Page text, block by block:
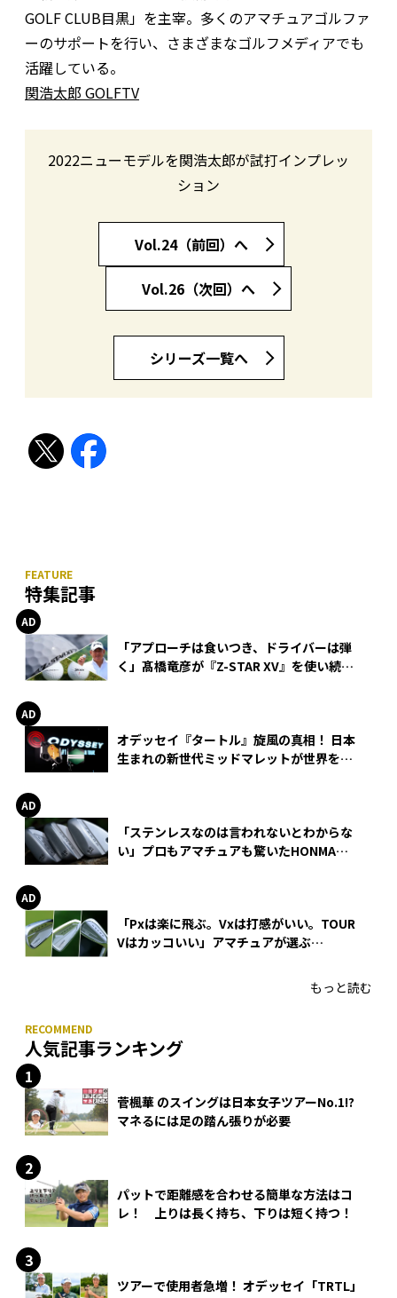
GOLF CLUB目黒」を主宰。多くのアマチュアゴルファ
ーのサポートを行い、さまざまなゴルフメディアでも
活躍している。
関浩太郎 GOLFTV
2022ニューモデルを関浩太郎が試打インプレッ
ション
Vol.24（前回）へ
Vol.26（次回）へ
シリーズ一覧へ
特集記事
「アプローチは食いつき、ドライバーは弾
く」髙橋竜彦が『Z-STAR XV』を使い続け
オデッセイ『タートル』旋風の真相！ 日本
生まれの新世代ミッドマレットが世界を席
「ステンレスなのは言われないとわからな
い」プロもアマチュアも驚いたHONMA
「Pxは楽に飛ぶ。Vxは打感がいい。TOUR
Vはカッコいい」アマチュアが選ぶ
もっと読む
人気記事ランキング
菅楓華 のスイングは日本女子ツアーNo.1!?
マネるには足の踏ん張りが必要
パットで距離感を合わせる簡単な方法はコ
レ！ 上りは長く持ち、下りは短く持つ！
ツアーで使用者急増！ オデッセイ「TRTL」